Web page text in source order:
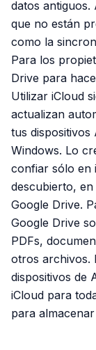
datos antiguos.
que no están
como la
Para los
Drive para
Utilizar iCloud
actualizan
tus
Windows. Lo
confiar sólo en
descubierto,
Google Drive.
Google Drive
PDFs,
otros archivos.
dispositivos de
iCloud para
para